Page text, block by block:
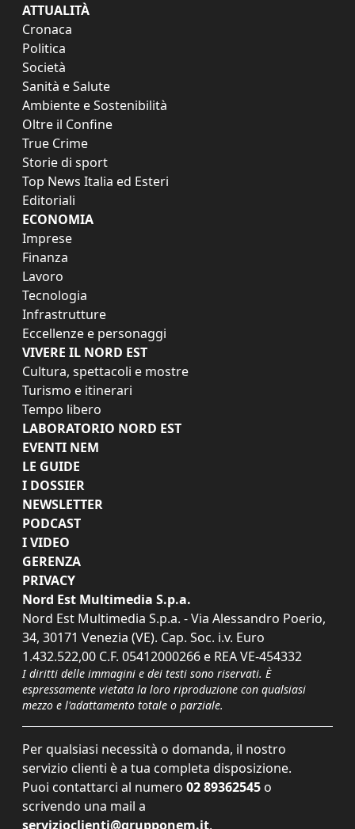
ATTUALITÀ
Cronaca
Politica
Società
Sanità e Salute
Ambiente e Sostenibilità
Oltre il Confine
True Crime
Storie di sport
Top News Italia ed Esteri
Editoriali
ECONOMIA
Imprese
Finanza
Lavoro
Tecnologia
Infrastrutture
Eccellenze e personaggi
VIVERE IL NORD EST
Cultura, spettacoli e mostre
Turismo e itinerari
Tempo libero
LABORATORIO NORD EST
EVENTI NEM
LE GUIDE
I DOSSIER
NEWSLETTER
PODCAST
I VIDEO
GERENZA
PRIVACY
Nord Est Multimedia S.p.a.
Nord Est Multimedia S.p.a. - Via Alessandro Poerio,
34, 30171 Venezia (VE). Cap. Soc. i.v. Euro
1.432.522,00 C.F. 05412000266 e REA VE-454332
I diritti delle immagini e dei testi sono riservati. È
espressamente vietata la loro riproduzione con qualsiasi
mezzo e l'adattamento totale o parziale.
Per qualsiasi necessità o domanda, il nostro
servizio clienti è a tua completa disposizione.
Puoi contattarci al numero 02 89362545 o
scrivendo una mail a
servizioclienti@grupponem.it.